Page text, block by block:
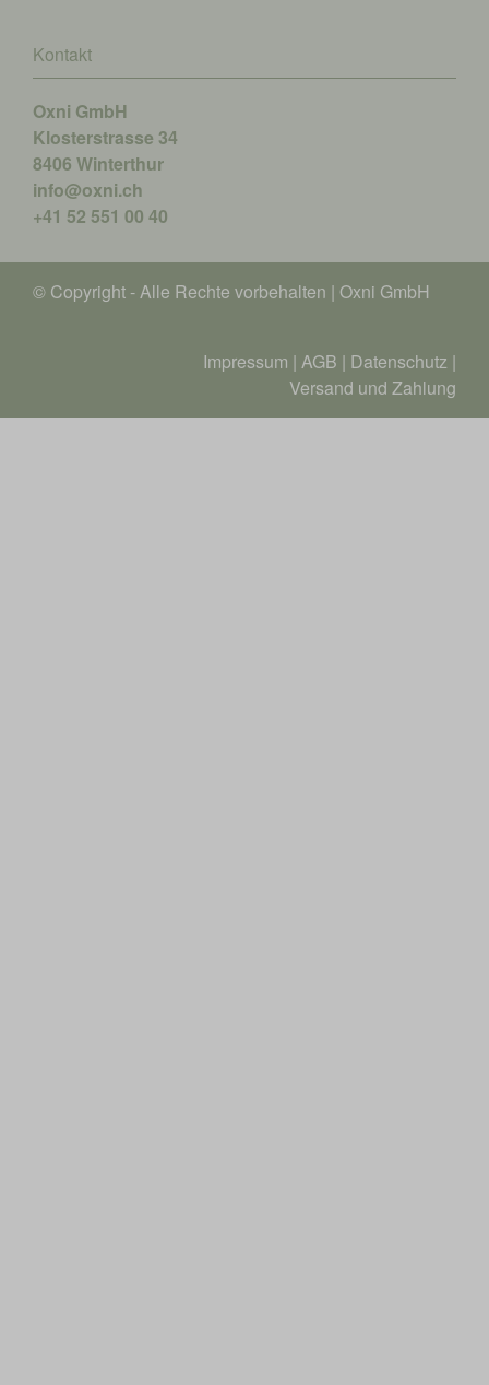
Kontakt
Oxni GmbH
Klosterstrasse 34
8406 Winterthur
info@oxni.ch
+41 52 551 00 40
© Copyright - Alle Rechte vorbehalten | Oxni GmbH
Impressum | AGB | Datenschutz |
Versand und Zahlung